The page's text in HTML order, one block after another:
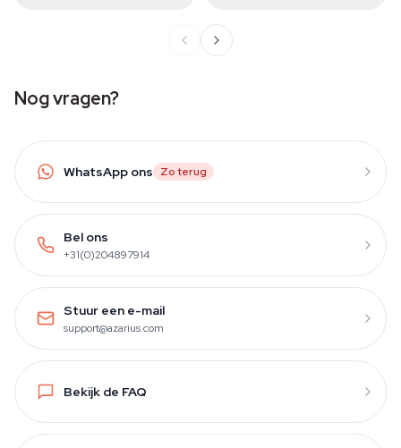
Nog vragen?
WhatsApp ons Zo terug
Bel ons
+31(0)204897914
Stuur een e-mail
support@azarius.com
Bekijk de FAQ